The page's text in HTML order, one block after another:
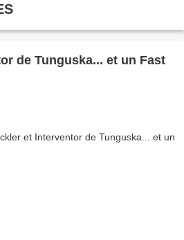
de Tunguska... et un Fast